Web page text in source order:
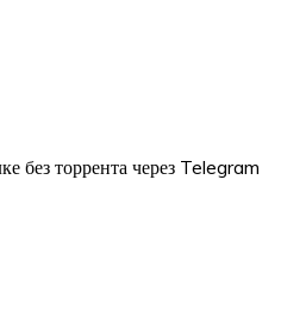
без торрента через Telegram